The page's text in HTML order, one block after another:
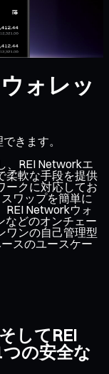
ォレッ
きます。
、REI Networkエ
柔軟な手段を提供
ークに対応してお
ワップを簡単に
REI Networkウォ
などのオンチェー
ワンの自己管理型
スのユースケー
してREI
の安全な